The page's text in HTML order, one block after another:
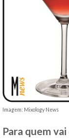
Imagem: Mixology News
Para quem